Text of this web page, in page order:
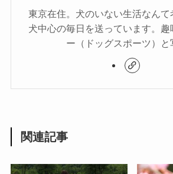
東京在住。犬のいない生活なんて
犬中心の毎日を送っています。趣
ー（ドッグスポーツ）と
関連記事